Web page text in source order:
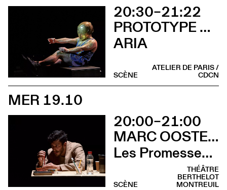
20:30–21:22
PROTOTYPE STATUS – CIE JASMINE MORAND
ARIA
ATELIER DE PARIS /
CDCN
SCÈNE
MER 19.10
20:00–21:00
MARC OOSTERHOFF
Les Promesses de l’incertitude
THÉÂTRE
BERTHELOT
MONTREUIL
SCÈNE